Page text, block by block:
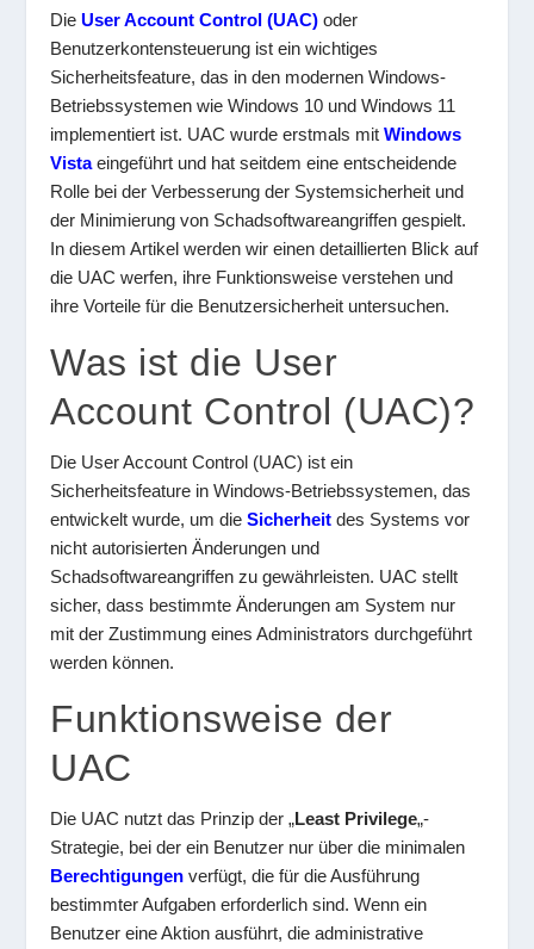
DieUser Account Control (UAC) oder
Benutzerkontensteuerung ist ein wichtiges
Sicherheitsfeature, das in den modernen Windows-
Betriebssystemen wie Windows 10 und Windows 11
implementiert ist. UAC wurde erstmals mitWindows
Vistaeingeführt und hat seitdem eine entscheidende
Rolle bei der Verbesserung der Systemsicherheit und
der Minimierung von Schadsoftwareangriffen gespielt.
In diesem Artikel werden wir einen detaillierten Blick auf
die UAC werfen, ihre Funktionsweise verstehen und
ihre Vorteile für die Benutzersicherheit untersuchen.
Was ist die User
Account Control (UAC)?
Die User Account Control (UAC) ist ein
Sicherheitsfeature in Windows-Betriebssystemen, das
entwickelt wurde, um dieSicherheit des Systems vor
nicht autorisierten Änderungen und
Schadsoftwareangriffen zu gewährleisten. UAC stellt
sicher, dass bestimmte Änderungen am System nur
mit der Zustimmung eines Administrators durchgeführt
werden können.
Funktionsweise der
UAC
Die UAC nutzt das Prinzip der „Least Privilege„-
Strategie, bei der ein Benutzer nur über die minimalen
Berechtigungen verfügt, die für die Ausführung
bestimmter Aufgaben erforderlich sind. Wenn ein
Benutzer eine Aktion ausführt, die administrative